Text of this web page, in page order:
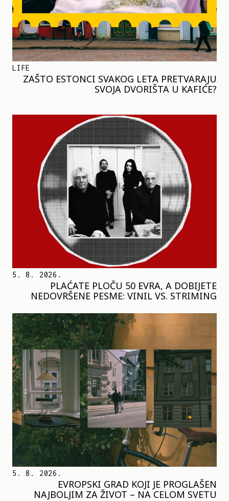
LIFE
ZAŠTO ESTONCI SVAKOG LETA PRETVARAJU
SVOJA DVORIŠTA U KAFIĆE?
5. 8. 2026.
PLAĆATE PLOČU 50 EVRA, A DOBIJETE
NEDOVRŠENE PESME: VINIL VS. STRIMING
5. 8. 2026.
EVROPSKI GRAD KOJI JE PROGLAŠEN
NAJBOLJIM ZA ŽIVOT – NA CELOM SVETU